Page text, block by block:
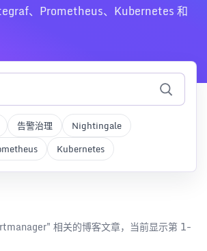
、Prometheus、Kubernetes 和
告警治理
Nightingale
Kubernetes
相关的博客文章，当前显示第 1-